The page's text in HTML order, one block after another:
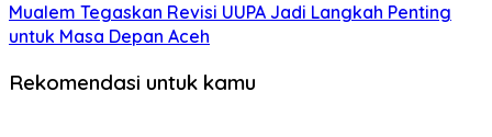
Mualem Tegaskan Revisi UUPA Jadi Langkah Penting
untuk Masa Depan Aceh
Rekomendasi untuk kamu